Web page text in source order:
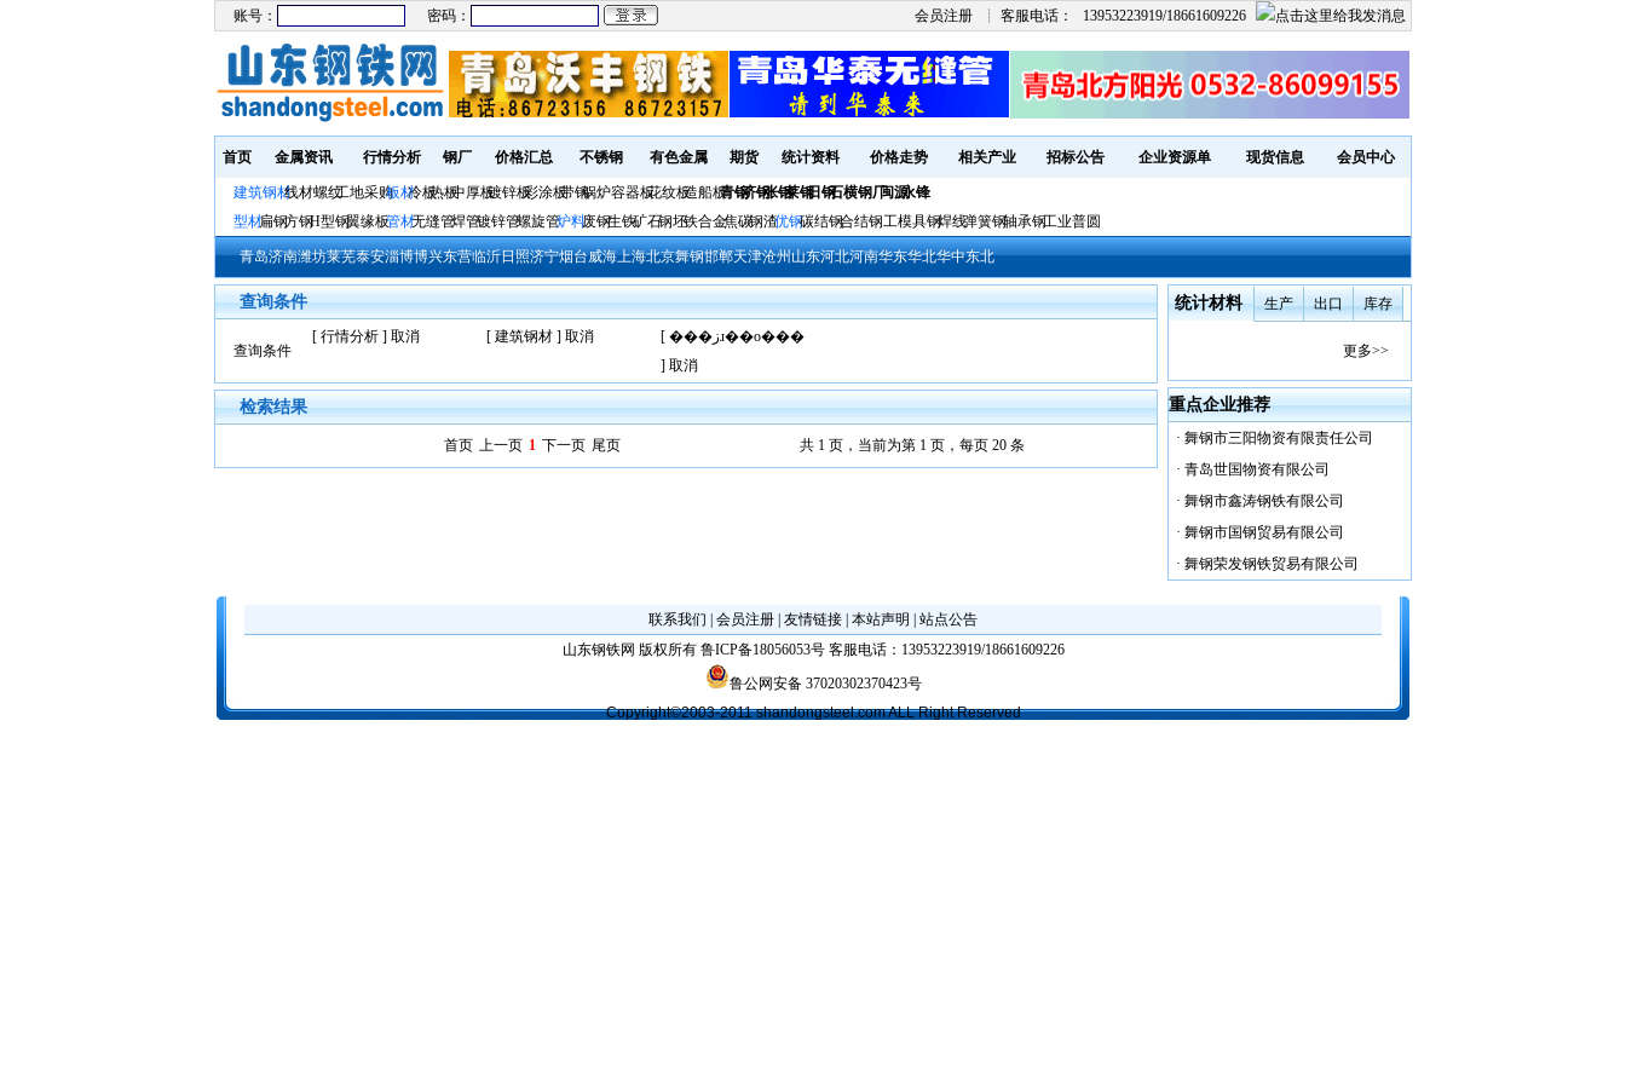
账号： 密码： 13953223919/18661609226
┊ 客服电话：
会员注册
首页 金属资讯 行情分析 钢厂 价格汇总 不锈钢 有色金属 期货 统计资料 价格走势 相关产业 招标公告 企业资源单 现货信息 会员中心
建筑钢材线材螺纹工地采购板材冷板热板中厚板镀锌板彩涂板带钢锅炉容器板花纹板造船板青钢济钢张钢莱钢日钢石横钢厂闽源永锋
型材扁钢方钢H型钢翼缘板管材无缝管焊管镀锌管螺旋管炉料废钢生铁矿石钢坯铁合金焦碳钢渣优钢碳结钢合结钢工模具钢焊线弹簧钢轴承钢工业普圆
青岛济南潍坊莱芜泰安淄博博兴东营临沂日照济宁烟台威海上海北京舞钢邯郸天津沧州山东河北河南华东华北华中东北
查询条件
查询条件
[ 行情分析 ] 取消 [ 建筑钢材 ] 取消
[ ���زɹ��ο���
] 取消
检索结果
首页 上一页 1 下一页 尾页 共 1 页，当前为第 1 页，每页 20 条
统计材料 生产 出口 库存
更多>>
重点企业推荐
· 舞钢市三阳物资有限责任公司
· 青岛世国物资有限公司
· 舞钢市鑫涛钢铁有限公司
· 舞钢市国钢贸易有限公司
· 舞钢荣发钢铁贸易有限公司
联系我们 会员注册 友情链接 本站声明
站点公告
山东钢铁网 版权所有 鲁ICP备18056053号 客服电话： 13953223919/18661609226
鲁公网安备 37020302370423号
Copyright©2003-2011 shandongsteel.com ALL Right Reserved